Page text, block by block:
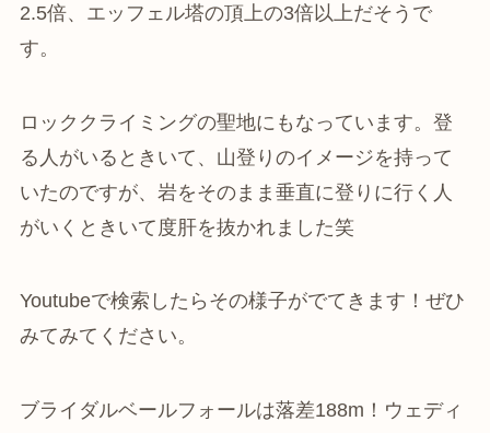
2.5倍、エッフェル塔の頂上の3倍以上だそうで
す。
ロッククライミングの聖地にもなっています。登
る人がいるときいて、山登りのイメージを持って
いたのですが、岩をそのまま垂直に登りに行く人
がいくときいて度肝を抜かれました笑
Youtubeで検索したらその様子がでてきます！ぜひ
みてみてください。
ブライダルベールフォールは落差188m！ウェディ